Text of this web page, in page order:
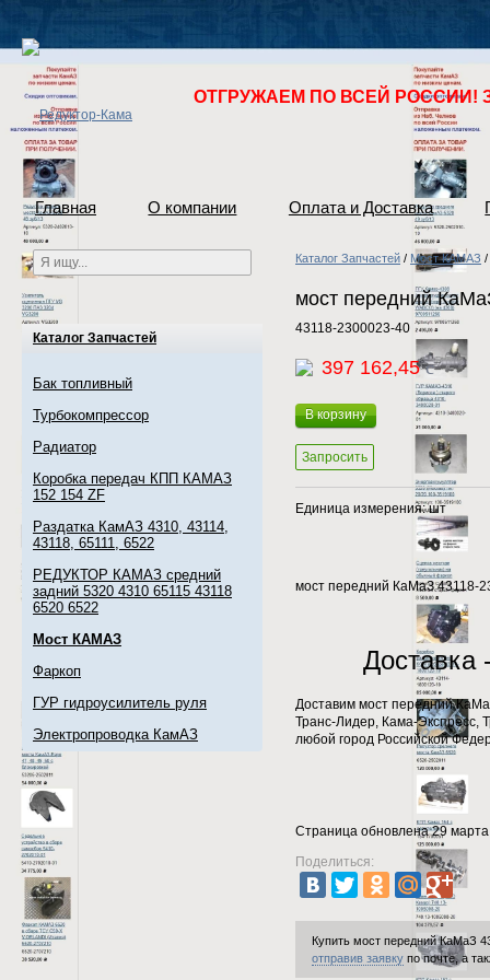
ОТГРУЖАЕМ ПО ВСЕЙ РОССИИ!
Главная О компании Оплата и Доставка
Каталог Запчастей
Бак топливный
Турбокомпрессор
Радиатор
Коробка передач КПП КАМАЗ
152 154 ZF
Раздатка КамАЗ 4310, 43114,
43118, 65111, 6522
РЕДУКТОР КАМАЗ средний
задний 5320 4310 65115 43118
6520 6522
Мост КАМАЗ
Фаркоп
ГУР гидроусилитель руля
Электропроводка КамАЗ
Каталог Запчастей / Мост КАМАЗ /
мост передний
43118-2300023-40
397 162,45 c
В корзину
Запросить
Единица измерения: шт
мост передний КаМаЗ 43118-
Доставка
Доставим мост передний
Транс-Лидер, Кама-Экспресс,
любой город Российской
Страница обновлена 29 марта
Поделиться:
Купить мост передний КаМаЗ
отправив заявку по почте, а